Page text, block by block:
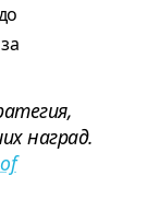
наград.